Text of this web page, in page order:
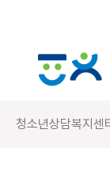
청소년상담복지센